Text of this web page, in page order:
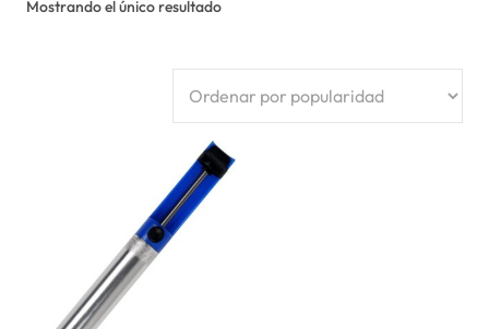
Mostrando el único resultado